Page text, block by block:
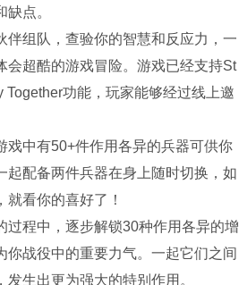
点。
伴组队，查验你的智慧和反应力，一
会超酷的游戏冒险。游戏已经支持St
Together功能，玩家能够经过线上邀
戏中有50+件作用各异的兵器可供你
起配备两件兵器在身上随时切换，如
看你的喜好了！
过程中，逐步解锁30种作用各异的增
你战役中的重要力气。一起它们之间
生出更为强大的特别作用。